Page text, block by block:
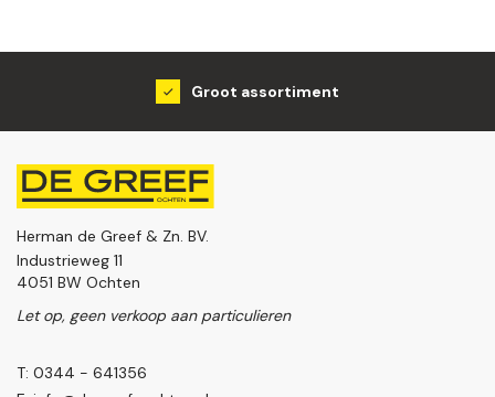
Groot assortiment
Herman de Greef & Zn. BV.
Industrieweg 11
4051 BW Ochten
Let op, geen verkoop aan particulieren
T: 0344 - 641356